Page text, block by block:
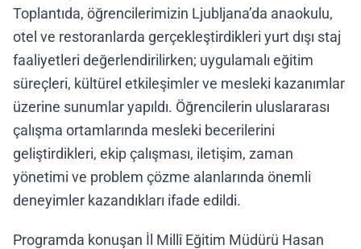
Toplantıda, öğrencilerimizin Ljubljana’da anaokulu,
otel ve restoranlarda gerçekleştirdikleri yurt dışı staj
faaliyetleri değerlendirilirken; uygulamalı eğitim
süreçleri, kültürel etkileşimler ve mesleki kazanımlar
üzerine sunumlar yapıldı. Öğrencilerin uluslararası
çalışma ortamlarında mesleki becerilerini
geliştirdikleri, ekip çalışması, iletişim, zaman
yönetimi ve problem çözme alanlarında önemli
deneyimler kazandıkları ifade edildi.
Programda konuşan İl Millî Eğitim Müdürü Hasan